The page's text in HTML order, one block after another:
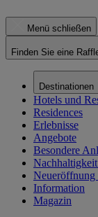
Menü schließen
Finden Sie eine
Destinationen
Hotels und
Residences
Erlebnisse
Angebote
Besondere
Information
Magazin